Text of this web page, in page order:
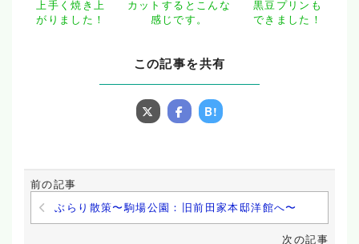
上手く焼き上
がりました！
カットするとこんな
感じです。
黒豆プリンも
できました！
この記事を共有
B!
前の記事
ぶらり散策〜駒場公園：旧前田家本邸洋館へ〜
次の記事